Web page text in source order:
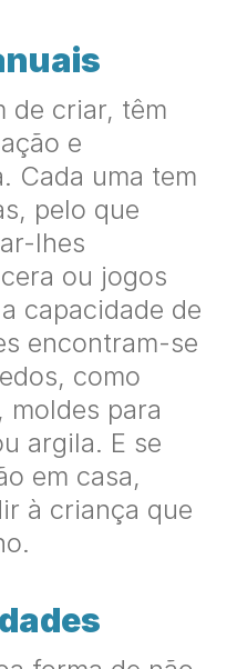
de criar, têm
e
Cada uma tem
pelo que
lhes
ou jogos
capacidade de
encontram-se
como
, moldes para
argila. E se
em casa,
à criança que